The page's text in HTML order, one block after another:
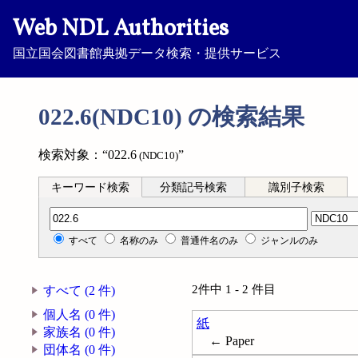
Web NDL Authorities
国立国会図書館典拠データ検索・提供サービス
022.6(NDC10) の検索結果
検索対象：“022.6 (NDC10)”
キーワード検索 分類記号検索 識別子検索
分類記号検索
すべて 名称のみ 普通件名のみ ジャンルのみ
すべて (2 件)
個人名 (0 件)
家族名 (0 件)
団体名 (0 件)
2件中 1 - 2 件目
紙
← Paper